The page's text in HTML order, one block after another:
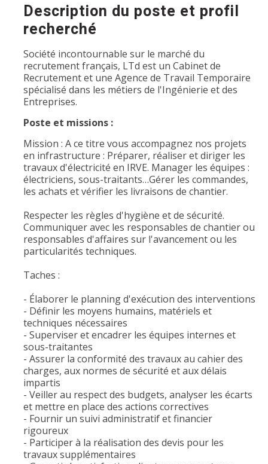
Description du poste et profil
recherché
Société incontournable sur le marché du
recrutement français, LTd est un Cabinet de
Recrutement et une Agence de Travail Temporaire
spécialisé dans les métiers de l'Ingénierie et des
Entreprises.
Poste et missions :
Mission : A ce titre vous accompagnez nos projets
en infrastructure : Préparer, réaliser et diriger les
travaux d'électricité en IRVE. Manager les équipes :
électriciens, sous-traitants…Gérer les commandes,
les achats et vérifier les livraisons de chantier.
Respecter les règles d'hygiène et de sécurité.
Communiquer avec les responsables de chantier ou
responsables d'affaires sur l'avancement ou les
particularités techniques.
Taches :
- Élaborer le planning d'exécution des interventions
- Définir les moyens humains, matériels et
techniques nécessaires
- Superviser et encadrer les équipes internes et
sous-traitantes
- Assurer la conformité des travaux au cahier des
charges, aux normes de sécurité et aux délais
impartis
- Veiller au respect des budgets, analyser les écarts
et mettre en place des actions correctives
- Fournir un suivi administratif et financier
rigoureux
- Participer à la réalisation des devis pour les
travaux supplémentaires